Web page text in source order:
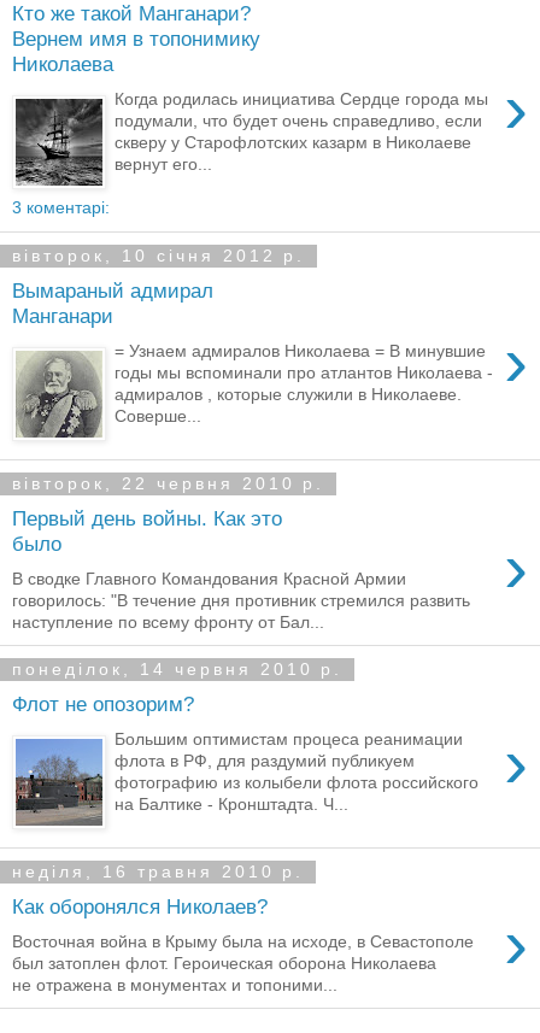
Кто же такой Манганари?
Вернем имя в топонимику
Николаева
›
Когда родилась инициатива Сердце города мы
подумали, что будет очень справедливо, если
скверу у Старофлотских казарм в Николаеве
вернут его...
3 коментарі:
вівторок, 10 січня 2012 р.
Вымараный адмирал
Манганари
›
= Узнаем адмиралов Николаева = В минувшие
годы мы вспоминали про атлантов Николаева -
адмиралов , которые служили в Николаеве.
Соверше...
вівторок, 22 червня 2010 р.
Первый день войны. Как это
было
›
В сводке Главного Командования Красной Армии
говорилось: "В течение дня противник стремился развить
наступление по всему фронту от Бал...
понеділок, 14 червня 2010 р.
Флот не опозорим?
›
Большим оптимистам процеса реанимации
флота в РФ, для раздумий публикуем
фотографию из колыбели флота российского
на Балтике - Кронштадта. Ч...
неділя, 16 травня 2010 р.
Как оборонялся Николаев? ›
Восточная война в Крыму была на исходе, в Севастополе
был затоплен флот. Героическая оборона Николаева
не отражена в монументах и топоними...